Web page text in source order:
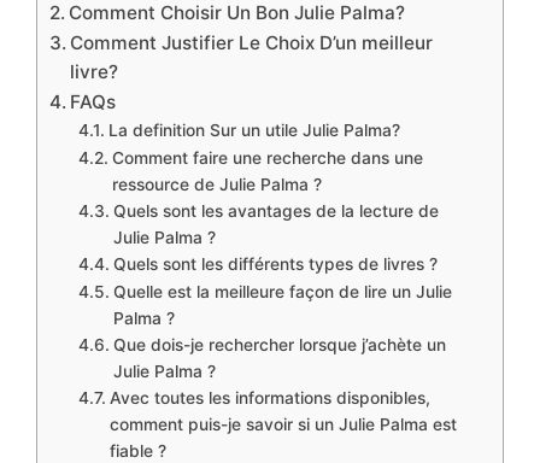
Comment Choisir Un Bon Julie Palma?
Comment Justifier Le Choix D’un meilleur
livre?
FAQs
La definition Sur un utile Julie Palma?
Comment faire une recherche dans une
ressource de Julie Palma ?
Quels sont les avantages de la lecture de
Julie Palma ?
Quels sont les différents types de livres ?
Quelle est la meilleure façon de lire un Julie
Palma ?
Que dois-je rechercher lorsque j’achète un
Julie Palma ?
Avec toutes les informations disponibles,
comment puis-je savoir si un Julie Palma est
fiable ?